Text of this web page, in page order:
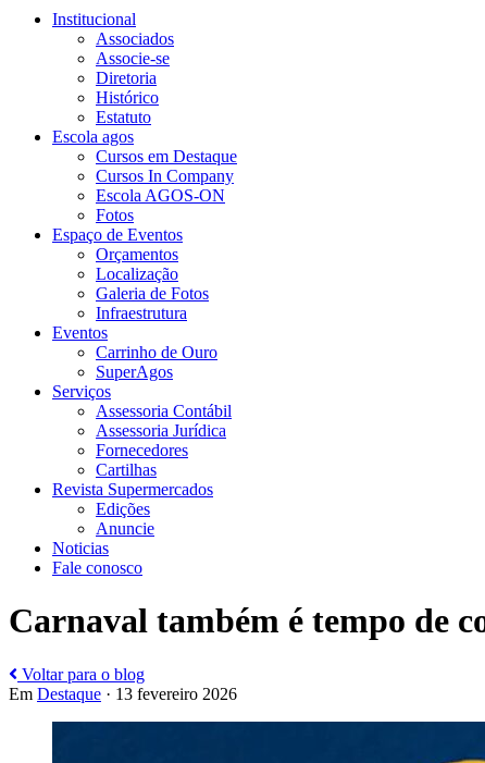
Institucional
Associados
Associe-se
Diretoria
Histórico
Estatuto
Escola agos
Cursos em Destaque
Cursos In Company
Escola AGOS-ON
Fotos
Espaço de Eventos
Orçamentos
Localização
Galeria de Fotos
Infraestrutura
Eventos
Carrinho de Ouro
SuperAgos
Serviços
Assessoria Contábil
Assessoria Jurídica
Fornecedores
Cartilhas
Revista Supermercados
Edições
Anuncie
Noticias
Fale conosco
Carnaval também é tempo de
Voltar para o blog
Em Destaque · 13 fevereiro 2026